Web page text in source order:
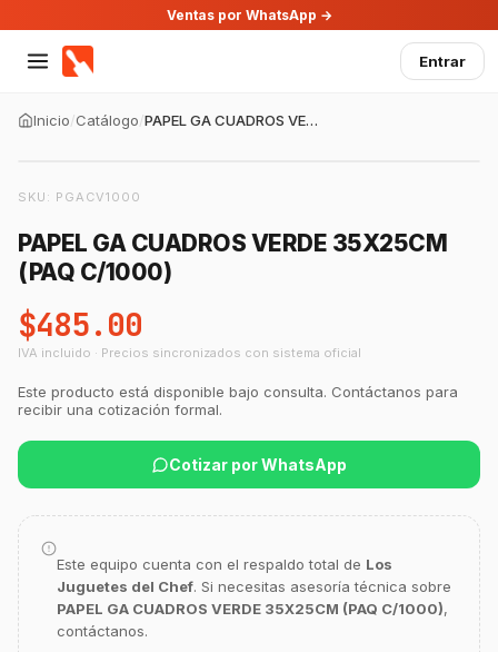
Ventas por WhatsApp →
Entrar
Inicio/Catálogo/ PAPEL GA CUADROS VERDE 35X25CM (PAQ C/1000)
SKU: PGACV1000
PAPEL GA CUADROS VERDE 35X25CM
(PAQ C/1000)
$485.00
IVA incluido · Precios sincronizados con sistema oficial
Este producto está disponible bajo consulta. Contáctanos para
recibir una cotización formal.
Cotizar por WhatsApp
Este equipo cuenta con el respaldo total de Los
Juguetes del Chef. Si necesitas asesoría técnica sobre
PAPEL GA CUADROS VERDE 35X25CM (PAQ C/1000),
contáctanos.
GastroBot
¡Hola Chef! 🍳 Soy GastroBot, tu asesor
de cocina profesional de GastroArt.
¿En qué te puedo apoyar hoy con tu